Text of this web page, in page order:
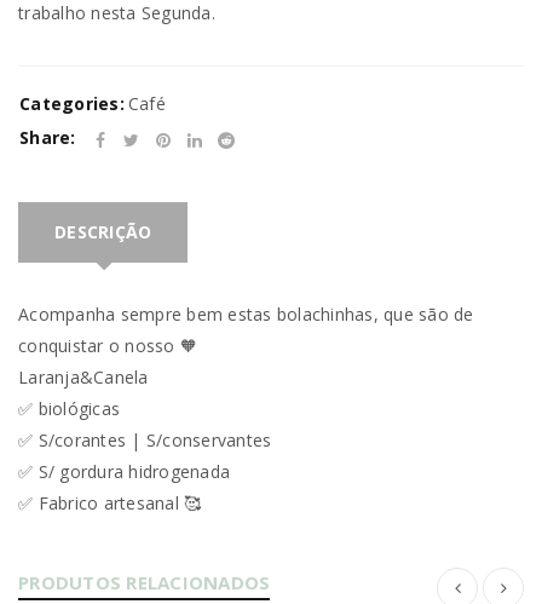
trabalho nesta Segunda.
Categories: Café
Share:
DESCRIÇÃO
Acompanha sempre bem estas bolachinhas, que são de
conquistar o nosso 🧡
Laranja&Canela
✅ biológicas
✅ S/corantes | S/conservantes
✅ S/ gordura hidrogenada
✅ Fabrico artesanal 🥰
PRODUTOS RELACIONADOS